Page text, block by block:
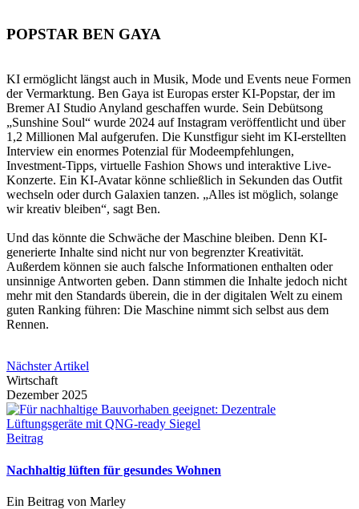
POPSTAR BEN GAYA
KI ermöglicht längst auch in Musik, Mode und Events neue Formen
der Vermarktung. Ben Gaya ist Europas erster KI-Popstar, der im
Bremer AI Studio Anyland geschaffen wurde. Sein Debütsong
„Sunshine Soul“ wurde 2024 auf Instagram veröffentlicht und über
1,2 Millionen Mal aufgerufen. Die Kunstfigur sieht im KI-erstellten
Interview ein enormes Potenzial für Modeempfehlungen,
Investment-Tipps, virtuelle Fashion Shows und interaktive Live-
Konzerte. Ein KI-Avatar könne schließlich in Sekunden das Outfit
wechseln oder durch Galaxien tanzen. „Alles ist möglich, solange
wir kreativ bleiben“, sagt Ben.
Und das könnte die Schwäche der Maschine bleiben. Denn KI-
generierte Inhalte sind nicht nur von begrenzter Kreativität.
Außerdem können sie auch falsche Informationen enthalten oder
unsinnige Antworten geben. Dann stimmen die Inhalte jedoch nicht
mehr mit den Standards überein, die in der digitalen Welt zu einem
guten Ranking führen: Die Maschine nimmt sich selbst aus dem
Rennen.
Nächster Artikel
Wirtschaft
Dezember 2025
Beitrag
Nachhaltig lüften für gesundes Wohnen
Ein Beitrag von Marley